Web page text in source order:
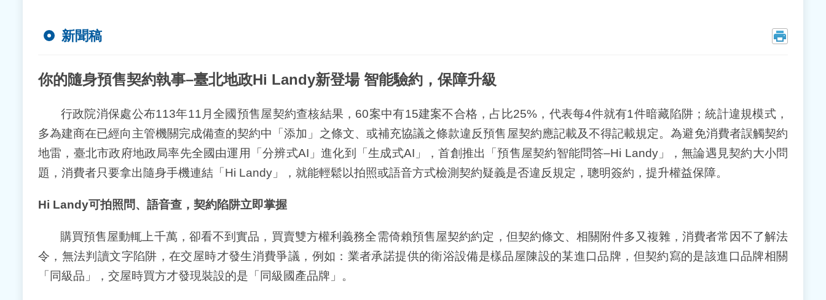
新聞稿
你的隨身預售契約執事–臺北地政Hi Landy新登場 智能驗約，保障升級
行政院消保處公布113年11月全國預售屋契約查核結果，60案中有15建案不合格，占比25%，代表每4件就有1件暗藏陷阱；統計違規模式，
多為建商在已經向主管機關完成備查的契約中「添加」之條文、或補充協議之條款違反預售屋契約應記載及不得記載規定。為避免消費者誤觸契約
地雷，臺北市政府地政局率先全國由運用「分辨式AI」進化到「生成式AI」，首創推出「預售屋契約智能問答–Hi Landy」，無論遇見契約大小問
題，消費者只要拿出隨身手機連結「Hi Landy」，就能輕鬆以拍照或語音方式檢測契約疑義是否違反規定，聰明簽約，提升權益保障。
Hi Landy可拍照問、語音查，契約陷阱立即掌握
購買預售屋動輒上千萬，卻看不到實品，買賣雙方權利義務全需倚賴預售屋契約約定，但契約條文、相關附件多又複雜，消費者常因不了解法
令，無法判讀文字陷阱，在交屋時才發生消費爭議，例如：業者承諾提供的衛浴設備是樣品屋陳設的某進口品牌，但契約寫的是該進口品牌相關
「同級品」，交屋時買方才發現裝設的是「同級國產品牌」。